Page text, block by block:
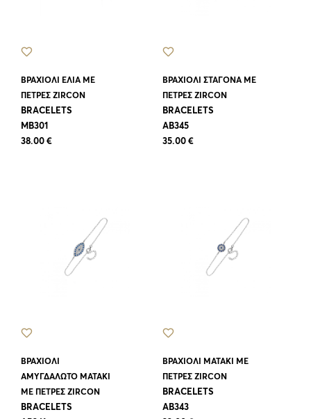
ΒΡΑΧΙΟΛΙ ΕΛΙΑ ΜΕ
ΠΕΤΡΕΣ ZIRCON
BRACELETS
MB301
38.00 €
ΒΡΑΧΙΟΛΙ ΣΤΑΓΟΝΑ ΜΕ
ΠΕΤΡΕΣ ZIRCON
BRACELETS
AB345
35.00 €
ΒΡΑΧΙΟΛΙ
ΑΜΥΓΔΑΛΩΤΟ ΜΑΤΑΚΙ
ΜΕ ΠΕΤΡΕΣ ZIRCON
BRACELETS
ΒΡΑΧΙΟΛΙ ΜΑΤΑΚΙ ΜΕ
ΠΕΤΡΕΣ ZIRCON
BRACELETS
AB343